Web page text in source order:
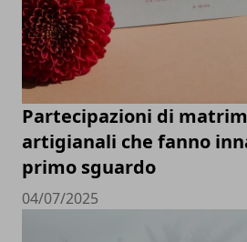
Partecipazioni di
artigianali che fanno
primo sguardo
04/07/2025